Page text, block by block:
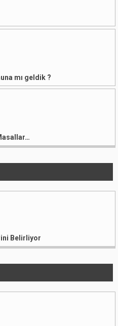
mı geldik ?
Belirliyor